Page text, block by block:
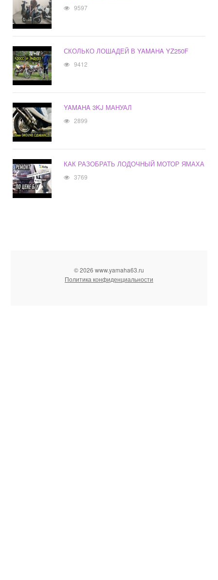
9597
СКОЛЬКО ЛОШАДЕЙ В YAMAHA YZ250F
9412
YAMAHA 3KJ МАНУАЛ
2899
КАК РАЗОБРАТЬ ЛОДОЧНЫЙ МОТОР ЯМАХА
3769
© 2026 www.yamaha63.ru
Политика конфиденциальности